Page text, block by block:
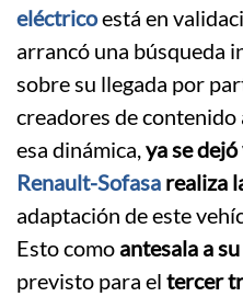
eléctricoestá en
arrancó una búsqueda
sobre su llegada por
creadores de
esa dinámica,ya se
Renault-Sofasa realiza
adaptación de este
Esto como antesala a
previsto para el tercer